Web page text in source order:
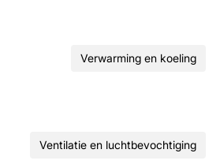
Verwarming en koeling
Ventilatie en luchtbevochtiging